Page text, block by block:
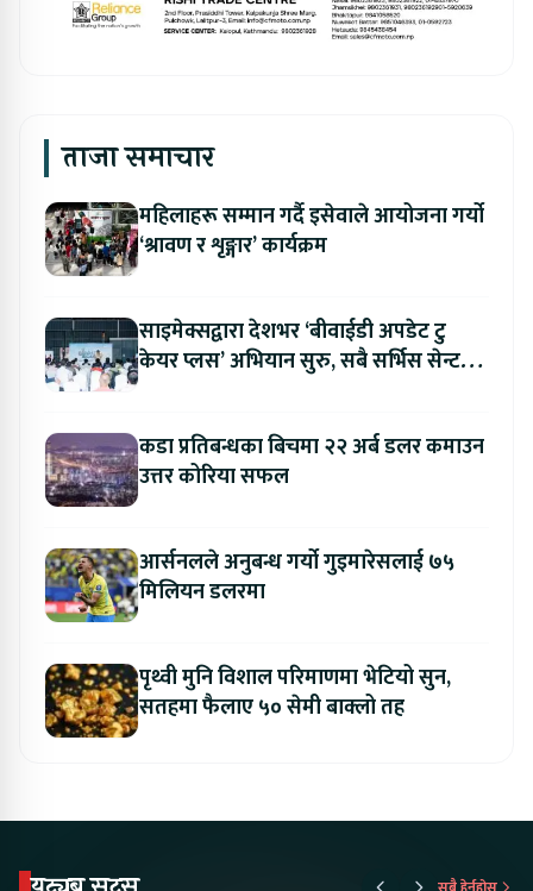
ताजा समाचार
महिलाहरू सम्मान गर्दै इसेवाले आयोजना गर्यो
‘श्रावण र शृङ्गार’ कार्यक्रम
साइमेक्सद्वारा देशभर ‘बीवाईडी अपडेट टु
केयर प्लस’ अभियान सुरु, सबै सर्भिस सेन्टरमा
कडा प्रतिबन्धका बिचमा २२ अर्ब डलर कमाउन
उत्तर कोरिया सफल
आर्सनलले अनुबन्ध गर्यो गुइमारेसलाई ७५
मिलियन डलरमा
पृथ्वी मुनि विशाल परिमाणमा भेटियो सुन,
सतहमा फैलाए ५० सेमी बाक्लो तह